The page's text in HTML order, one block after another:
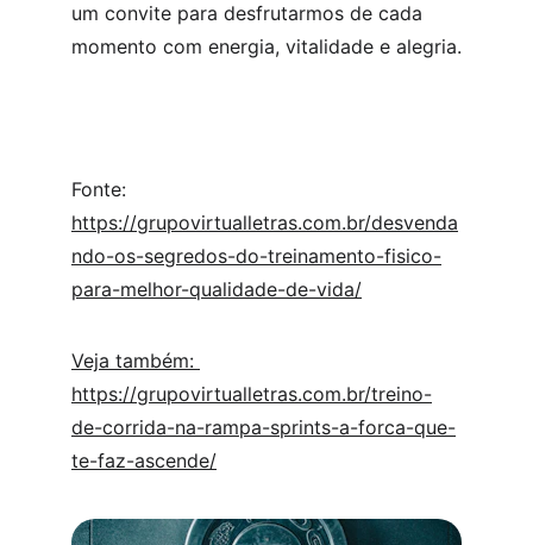
um convite para desfrutarmos de cada
momento com energia, vitalidade e alegria.
Fonte:
https://grupovirtualletras.com.br/desvenda
ndo-os-segredos-do-treinamento-fisico-
para-melhor-qualidade-de-vida/
Veja também:
https://grupovirtualletras.com.br/treino-
de-corrida-na-rampa-sprints-a-forca-que-
te-faz-ascende/